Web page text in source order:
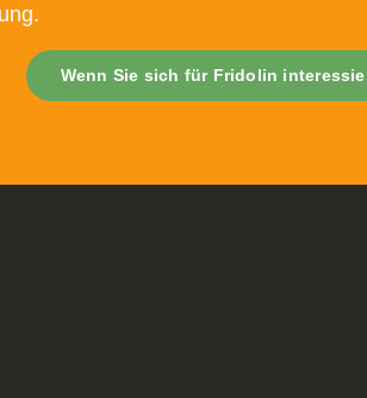
Wenn Sie sich für Fridolin